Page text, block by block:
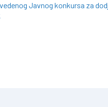
Javnog konkursa za